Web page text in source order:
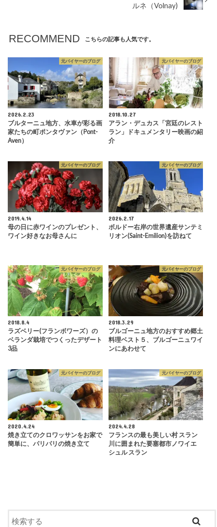
ルネ（Volnay)
RECOMMEND こちらの記事も人気です。
元バイヤーのブログ
2026.2.23
ブルターニュ地方、水車が彩る画
家たちの町ポンタヴァン（Pont-
Aven）
元バイヤーのブログ
2018.10.27
アラン・デュカス「宮廷のレスト
ラン」ドキュメンタリー映画の紹
介
元バイヤーのブログ
2019.4.14
母の日に赤ワインのプレゼント、
ワイン好きなお母さんに
元バイヤーのブログ
2026.2.17
ボルドー右岸の世界遺産サンテミ
リオン(Saint-Emilion)を訪ねて
元バイヤーのブログ
2018.8.4
ラズベリー(フランボワーズ）の
ベランダ栽培でつくったデザート
3品
元バイヤーのブログ
2018.3.29
ブルゴーニュ地方のおすすめ郷土
料理ベスト５、ブルゴーニュワイ
ンにあわせて
元バイヤーのブログ
2020.4.24
焼き立てのクロワッサンをお家で
簡単に、パリパリの焼き立て
元バイヤーのブログ
2024.4.28
フランスの最も美しい村 スラン
川に囲まれた要塞都市ノワイエ
シュル スラン